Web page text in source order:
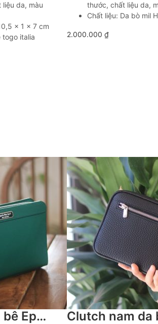
da, màu
x 1 x 7 cm
togo italia
thước, chất liệu da,
Chất liệu: Da bò mil
2.000.000 ₫
Clutch nam da bê Epsom Haas khâu tay cá nhân hoá Lano CLTK043